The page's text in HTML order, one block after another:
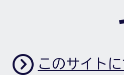
このサイト